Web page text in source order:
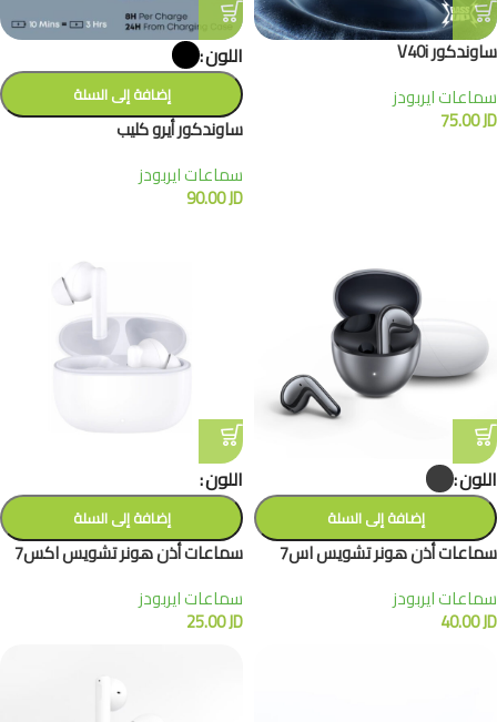
ساوندكور V40i
سماعات ايربودز
75.00JD
اللون
إضافة إلى السلة
ساوندكور أيرو كليب
سماعات ايربودز
90.00JD
اللون
إضافة إلى السلة
سماعات أذن هونر تشويس اس7
سماعات ايربودز
40.00JD
اللون
إضافة إلى السلة
سماعات أذن هونر تشويس اكس7
سماعات ايربودز
25.00JD